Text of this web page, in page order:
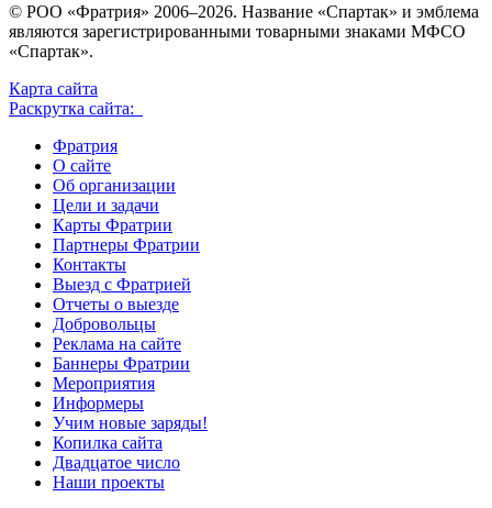
© РОО «Фратрия» 2006–2026. Название «Спартак» и эмблема
являются зарегистрированными товарными знаками МФСО
«Спартак».
Карта сайта
Раскрутка сайта:
Фратрия
О сайте
Об организации
Цели и задачи
Карты Фратрии
Партнеры Фратрии
Контакты
Выезд с Фратрией
Отчеты о выезде
Добровольцы
Реклама на сайте
Баннеры Фратрии
Мероприятия
Информеры
Учим новые заряды!
Копилка сайта
Двадцатое число
Наши проекты